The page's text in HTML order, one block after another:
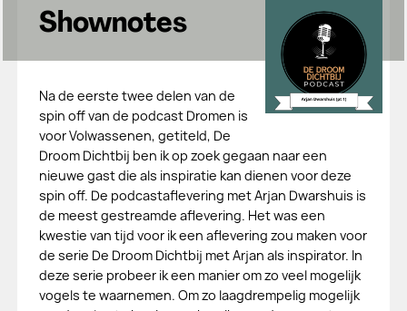
Shownotes
Na de eerste twee delen van de
spin off van de podcast Dromen is
voor Volwassenen, getiteld, De
Droom Dichtbij ben ik op zoek gegaan naar een
nieuwe gast die als inspiratie kan dienen voor deze
spin off. De podcastaflevering met Arjan Dwarshuis is
de meest gestreamde aflevering. Het was een
kwestie van tijd voor ik een aflevering zou maken voor
de serie De Droom Dichtbij met Arjan als inspirator. In
deze serie probeer ik een manier om zo veel mogelijk
vogels te waarnemen. Om zo laagdrempelig mogelijk